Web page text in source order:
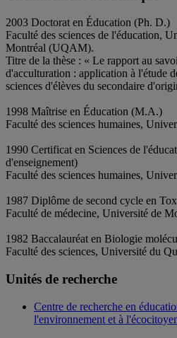
2003 Doctorat en Éducation (Ph. D.)
Faculté des sciences de l'éducation,
Montréal (UQAM).
Titre de la thèse : « Le rapport au
d'acculturation : application à l'étude
sciences d'élèves du secondaire
1998 Maîtrise en Éducation (M.A.)
Faculté des sciences humaines,
1990 Certificat en Sciences de
d'enseignement)
Faculté des sciences humaines,
1987 Diplôme de second cycle en
Faculté de médecine, Université de
1982 Baccalauréat en Biologie
Faculté des sciences, Université du
Unités de recherche
Centre de recherche en
l'environnement et à